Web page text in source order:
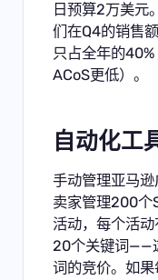
日预算2万美元
们在Q4的销售
只占全年的40%
ACoS更低）。
自动化工
手动管理亚马
卖家管理200个
活动，每个活
20个关键词——
词的竞价。如